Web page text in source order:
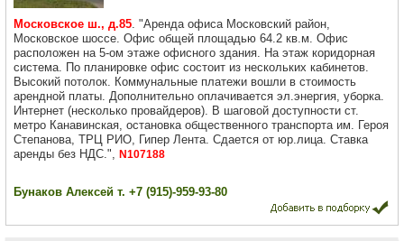
Московское ш., д.85. "Аренда офиса Московский район,
Московское шоссе. Офис общей площадью 64.2 кв.м. Офис
расположен на 5-ом этаже офисного здания. На этаж коридорная
система. По планировке офис состоит из нескольких кабинетов.
Высокий потолок. Коммунальные платежи вошли в стоимость
арендной платы. Дополнительно оплачивается эл.энергия, уборка.
Интернет (несколько провайдеров). В шаговой доступности ст.
метро Канавинская, остановка общественного транспорта им. Героя
Степанова, ТРЦ РИО, Гипер Лента. Сдается от юр.лица. Ставка
аренды без НДС.", N107188
Бунаков Алексей т. +7 (915)-959-93-80